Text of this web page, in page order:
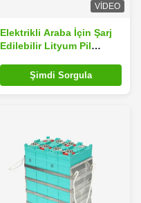
VIDEO
Elektrikli Araba İçin Şarj
Edilebilir Lityum Pil
Şimdi Sorgula